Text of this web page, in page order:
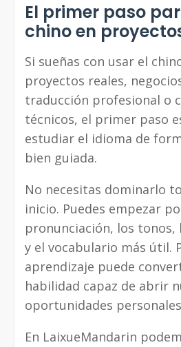
El primer paso
chino en
Si sueñas con usar el
proyectos reales,
traducción profesional o
técnicos, el primer paso
estudiar el idioma de
bien guiada.
No necesitas dominarlo
inicio. Puedes empezar
pronunciación, los tonos,
y el vocabulario más útil.
aprendizaje puede
habilidad capaz de abrir
oportunidades
En LaixueMandarin